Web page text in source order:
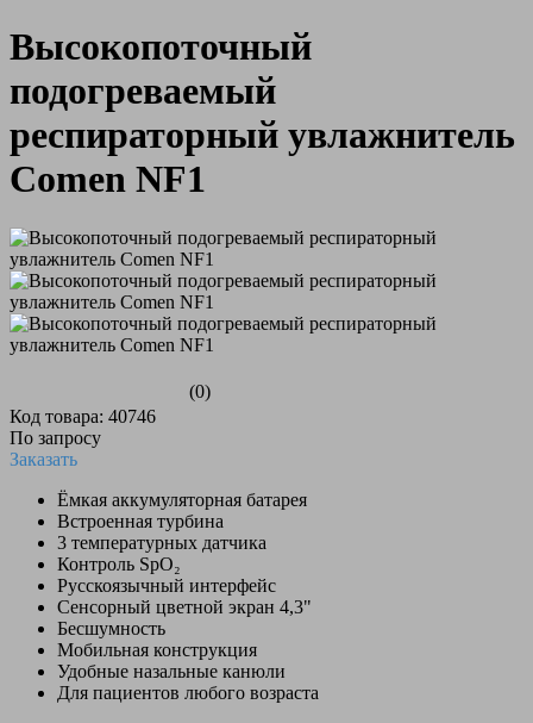
Высокопоточный
подогреваемый
респираторный увлажнитель
Comen NF1
(0)
Код товара: 40746
По запросу
Заказать
Ёмкая аккумуляторная батарея
Встроенная турбина
3 температурных датчика
Контроль SpO₂
Русскоязычный интерфейс
Сенсорный цветной экран 4,3"
Бесшумность
Мобильная конструкция
Удобные назальные канюли
Для пациентов любого возраста